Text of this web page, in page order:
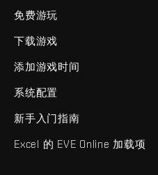
免费游玩
下载游戏
添加游戏时间
系统配置
新手入门指南
Excel 的 EVE Online 加载项